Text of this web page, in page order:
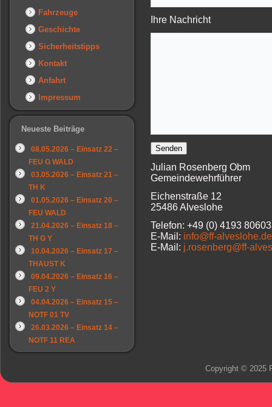
Fahrzeuge
Geschichte
Sicherheitstipps
Kontakt
Anfahrt
Impressum
Neueste Beiträge
08.05.2026 – Einsatz 22 –
FEU G WALD
03.05.2026 – Einsatz 21 –
TH K
01.05.2026 – Einsatz 20 –
FEU WALD
21.04.2026 – Einsatz 18 –
TH G Y
10.04.2026 – Einsatz 17 –
THAUST K
09.04.2026 – Einsatz 16 –
FEU 2 Y
04.04.2026 – Einsatz 15 –
NOTF 01 TV
26.03.2026 – Einsatz 14 –
NOTF 11 REA
Ihre Nachricht
Julian Rosenberg Obm
Gemeindewehrführer
Eichenstraße 12
25486 Alveslohe
Telefon: +49 (0) 4193
E-Mail: info@ff-alveslohe.de
E-Mail: j.rosenberg@ff-
Copyright © 2025